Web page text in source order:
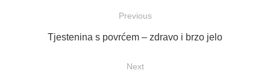
objava
Previous
Previous
Tjestenina s povrćem – zdravo i brzo jelo
Next